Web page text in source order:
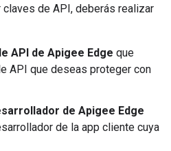
de API, deberás realizar
API de Apigee Edge que
API que deseas proteger con
de Apigee Edge
de la app cliente cuya